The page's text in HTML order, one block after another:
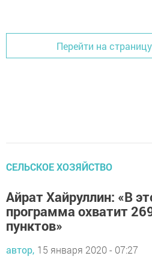
Перейти на
СЕЛЬСКОЕ ХОЗЯЙСТВО
Айрат Хайруллин: «В
программа охватит
пунктов»
автор, 15 января 2020 - 07:27